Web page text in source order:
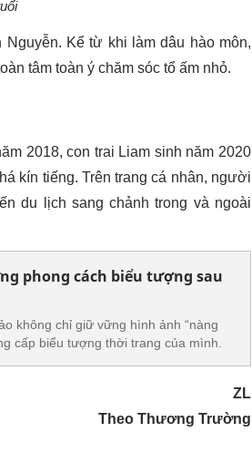
Kể từ khi làm dâu hào môn,
tâm toàn ý chăm sóc tổ ấm nhỏ.
2018, con trai Liam sinh năm 2020
kín tiếng. Trên trang cá nhân, người
du lịch sang chảnh trong và ngoài
phong cách biểu tượng sau
không chỉ giữ vững hình ảnh “nàng
cấp biểu tượng thời trang của mình.
ZL
Theo Thương Trường